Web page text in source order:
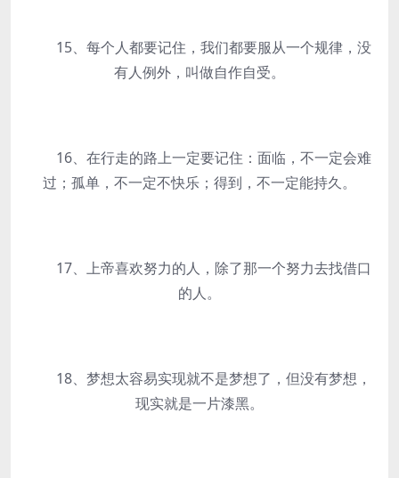
15、每个人都要记住，我们都要服从一个规律，没
有人例外，叫做自作自受。
16、在行走的路上一定要记住：面临，不一定会难
过；孤单，不一定不快乐；得到，不一定能持久。
17、上帝喜欢努力的人，除了那一个努力去找借口
的人。
18、梦想太容易实现就不是梦想了，但没有梦想，
现实就是一片漆黑。